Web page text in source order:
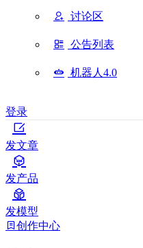
讨论区
公告列表
机器人4.0
登录
发文章
发产品
发模型
创作中心